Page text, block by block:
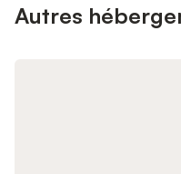
Autres